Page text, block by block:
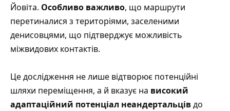
Йовіта. Особливо важливо, що маршрути
перетиналися з територіями, заселеними
денисовцями, що підтверджує можливість
міжвидових контактів.
Це дослідження не лише відтворює потенційні
шляхи переміщення, а й вказує на високий
адаптаційний потенціал неандертальцівдо